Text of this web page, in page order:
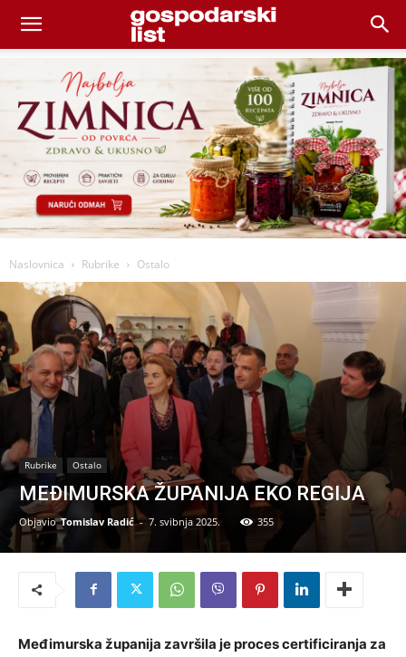
Naslovnica Rubrike Ostalo
Rubrike Ostalo
MEĐIMURSKA ŽUPANIJA EKO REGIJA
Objavio Tomislav Radić - 7. svibnja 2025. 355
Međimurska županija završila je proces certificiranja za